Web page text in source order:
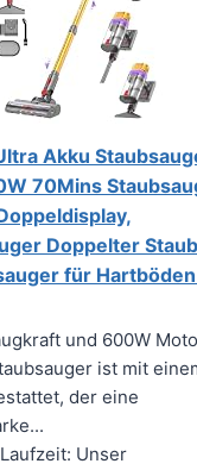
Akku
70Mins
Doppelter
für
und 600W
ist mit
der eine
Unser